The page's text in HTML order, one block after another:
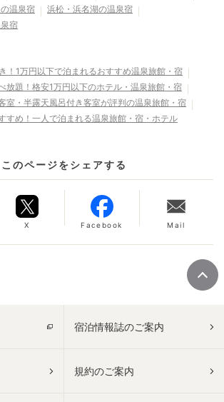
温泉宿
浜松・浜名湖の温泉宿
宿
！1万円以下で泊まれるおすすめ温泉旅館・宿
放題！格安1万円以下のホテル・温泉旅館・宿
室・半露天風呂付き客室が評判の温泉旅館・宿
すめ！一人で泊まれる温泉旅館・宿・ホテル
このページをシェアする
X Facebook Mail
宿泊情報誌のご案内
規約のご案内